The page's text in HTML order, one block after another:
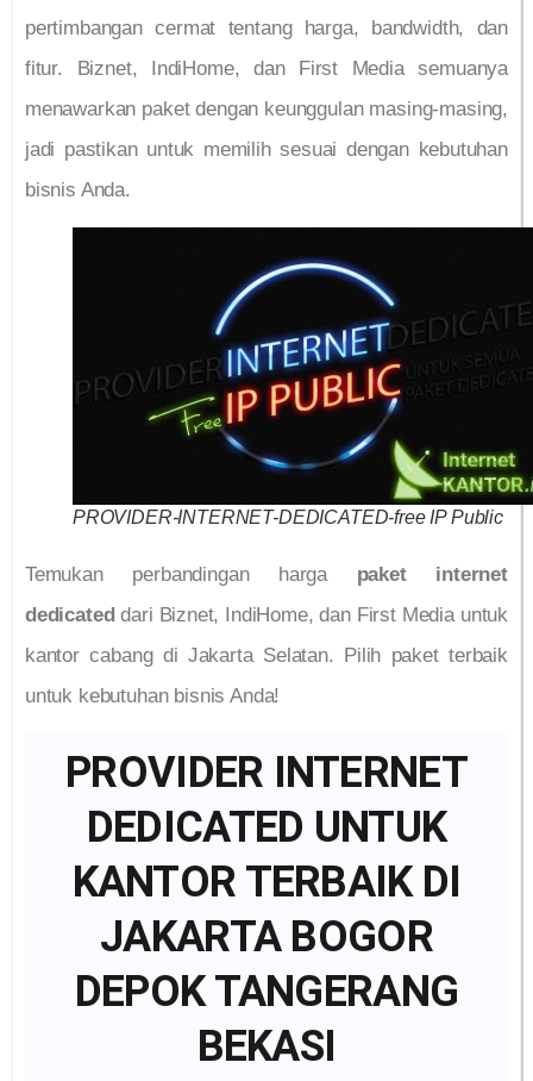
pertimbangan cermat tentang harga, bandwidth, dan
fitur. Biznet, IndiHome, dan First Media semuanya
menawarkan paket dengan keunggulan masing-masing,
jadi pastikan untuk memilih sesuai dengan kebutuhan
bisnis Anda.
PROVIDER-INTERNET-DEDICATED-free IP Public
Temukan perbandingan harga paket internet
dedicateddari Biznet, IndiHome, dan First Media untuk
kantor cabang di Jakarta Selatan. Pilih paket terbaik
untuk kebutuhan bisnis Anda!
PROVIDER INTERNET
DEDICATED UNTUK
KANTOR TERBAIK DI
JAKARTA BOGOR
DEPOK TANGERANG
BEKASI